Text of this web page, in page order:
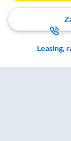
Leasing,